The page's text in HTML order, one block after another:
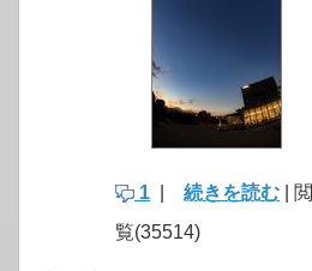
1 続きを読む | 閲
覧(35514)